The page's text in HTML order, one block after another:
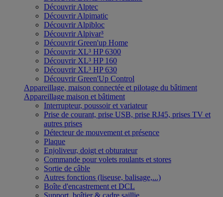
Découvrir Alptec
Découvrir Alpimatic
Découvrir Alpibloc
Découvrir Alpivar³
Découvrir Green'up Home
Découvrir XL³ HP 6300
Découvrir XL³ HP 160
Découvrir XL³ HP 630
Découvrir Green'Up Control
Appareillage, maison connectée et pilotage du bâtiment
Appareillage maison et bâtiment
Interrupteur, poussoir et variateur
Prise de courant, prise USB, prise RJ45, prises TV et
autres prises
Détecteur de mouvement et présence
Plaque
Enjoliveur, doigt et obturateur
Commande pour volets roulants et stores
Sortie de câble
Autres fonctions (liseuse, balisage,...)
Boîte d'encastrement et DCL
Support, boîtier & cadre saillie